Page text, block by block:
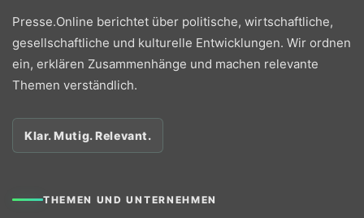
Presse.Online berichtet über politische, wirtschaftliche,
gesellschaftliche und kulturelle Entwicklungen. Wir ordnen
ein, erklären Zusammenhänge und machen relevante
Themen verständlich.
Klar. Mutig. Relevant.
THEMEN UND UNTERNEHMEN